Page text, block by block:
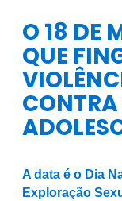
O 18 DE
QUE
A data é o Dia
Exploração